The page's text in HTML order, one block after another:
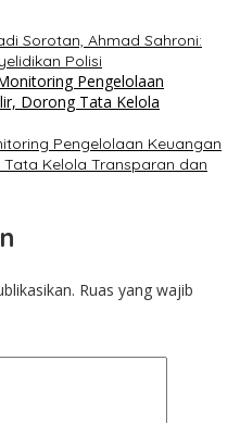
Sorotan, Ahmad Sahroni:
Polisi
Pengelolaan Keuangan
Tata Kelola Transparan dan
Ruas yang wajib